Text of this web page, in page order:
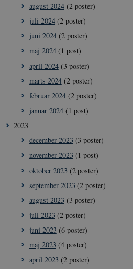
august 2024(2 poster)
juli 2024(2 poster)
juni 2024(2 poster)
maj 2024(1 post)
april 2024(3 poster)
marts 2024(2 poster)
februar 2024(2 poster)
januar 2024(1 post)
2023
december 2023 (3 poster)
november 2023 (1 post)
oktober 2023 (2 poster)
september 2023 (2 poster)
august 2023 (3 poster)
juli 2023 (2 poster)
juni 2023 (6 poster)
maj 2023 (4 poster)
april 2023 (2 poster)